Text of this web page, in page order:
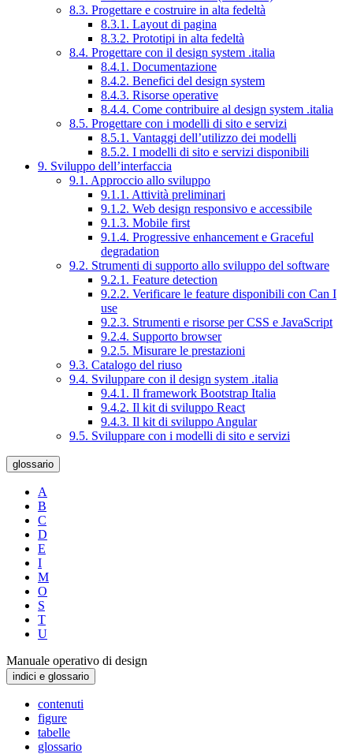
8.3. Progettare e costruire in alta fedeltà
8.3.1. Layout di pagina
8.3.2. Prototipi in alta fedeltà
8.4. Progettare con il design system .italia
8.4.1. Documentazione
8.4.2. Benefici del design system
8.4.3. Risorse operative
8.4.4. Come contribuire al design system .italia
8.5. Progettare con i modelli di sito e servizi
8.5.1. Vantaggi dell’utilizzo dei modelli
8.5.2. I modelli di sito e servizi disponibili
9. Sviluppo dell’interfaccia
9.1. Approccio allo sviluppo
9.1.1. Attività preliminari
9.1.2. Web design responsivo e accessibile
9.1.3. Mobile first
9.1.4. Progressive enhancement e Graceful
degradation
9.2. Strumenti di supporto allo sviluppo del software
9.2.1. Feature detection
9.2.2. Verificare le feature disponibili con Can I
use
9.2.3. Strumenti e risorse per CSS e JavaScript
9.2.4. Supporto browser
9.2.5. Misurare le prestazioni
9.3. Catalogo del riuso
9.4. Sviluppare con il design system .italia
9.4.1. Il framework Bootstrap Italia
9.4.2. Il kit di sviluppo React
9.4.3. Il kit di sviluppo Angular
9.5. Sviluppare con i modelli di sito e servizi
glossario
A
B
C
D
E
I
M
O
S
T
U
Manuale operativo di design
indici e glossario
contenuti
figure
tabelle
glossario